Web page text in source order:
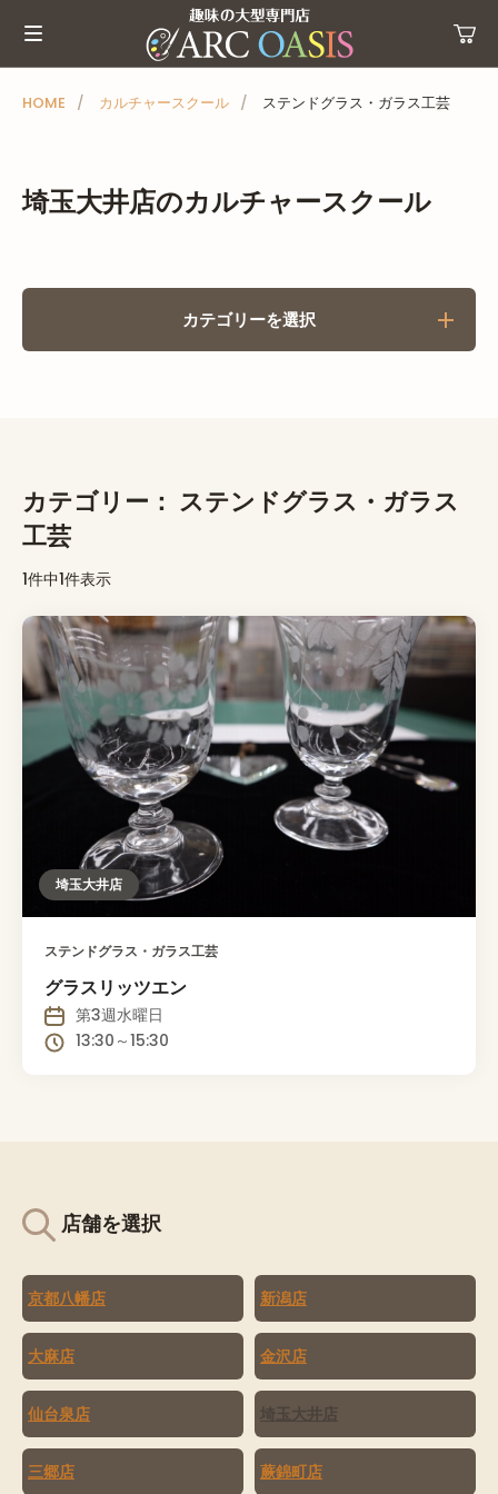
ュ
HOME カルチャースクール ステンドグラス・ガラス工芸
埼玉大井店のカルチャースクール
カテゴリーを選択
カテゴリー： ステンドグラス・ガラス
工芸
1件中1件表示
埼玉大井店
ステンドグラス・ガラス工芸
グラスリッツエン
第3週水曜日
13:30～15:30
店舗を選択
京都八幡店 新潟店
大麻店 金沢店
仙台泉店 埼玉大井店
三郷店 蕨錦町店